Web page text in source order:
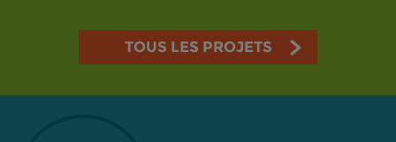
TOUS LES PROJETS